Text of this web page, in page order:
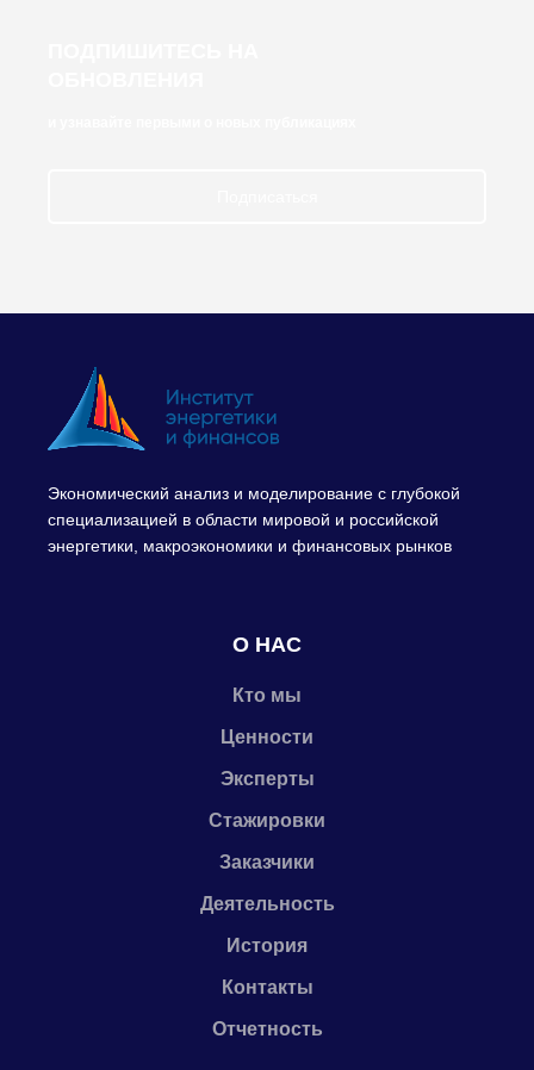
Экономический анализ и моделирование с глубокой
специализацией в области мировой и российской
энергетики, макроэкономики и финансовых рынков
О НАС
Кто мы
Ценности
Эксперты
Стажировки
Заказчики
Деятельность
История
Контакты
Отчетность